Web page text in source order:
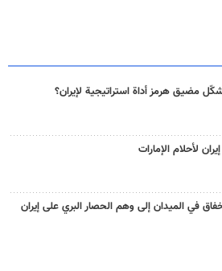
مضيق هرمز أداة استراتيجية لإيران؟
لأحلام الإمارات
في الميدان إلى وهم الحصار البري على إيران